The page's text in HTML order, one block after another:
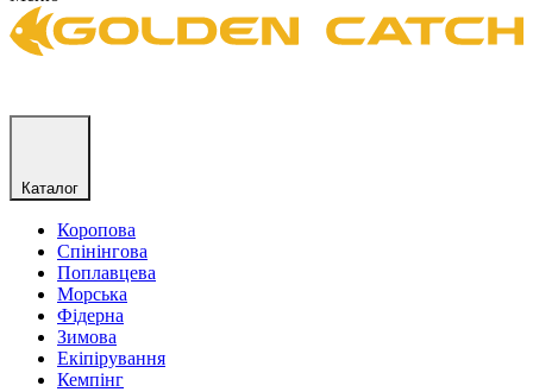
Каталог
Коропова
Спінінгова
Поплавцева
Морська
Фідерна
Зимова
Екіпірування
Кемпінг